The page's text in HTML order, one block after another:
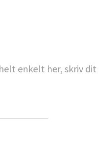
enkelt her, skriv